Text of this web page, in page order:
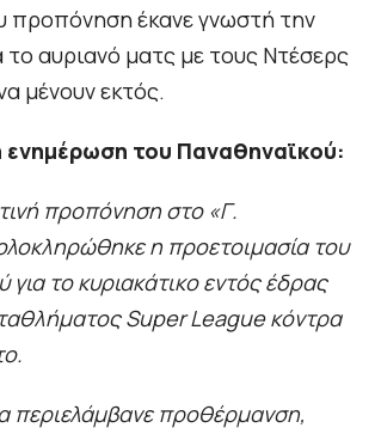
προπόνηση έκανε γνωστή την
αυριανό ματς με τους Ντέσερς
μένουν εκτός.
ενημέρωση του Παναθηναϊκού:
προπόνηση στο «Γ.
η προετοιμασία του
το κυριακάτικο εντός έδρας
Super League κόντρα
περιελάμβανε προθέρμανση,